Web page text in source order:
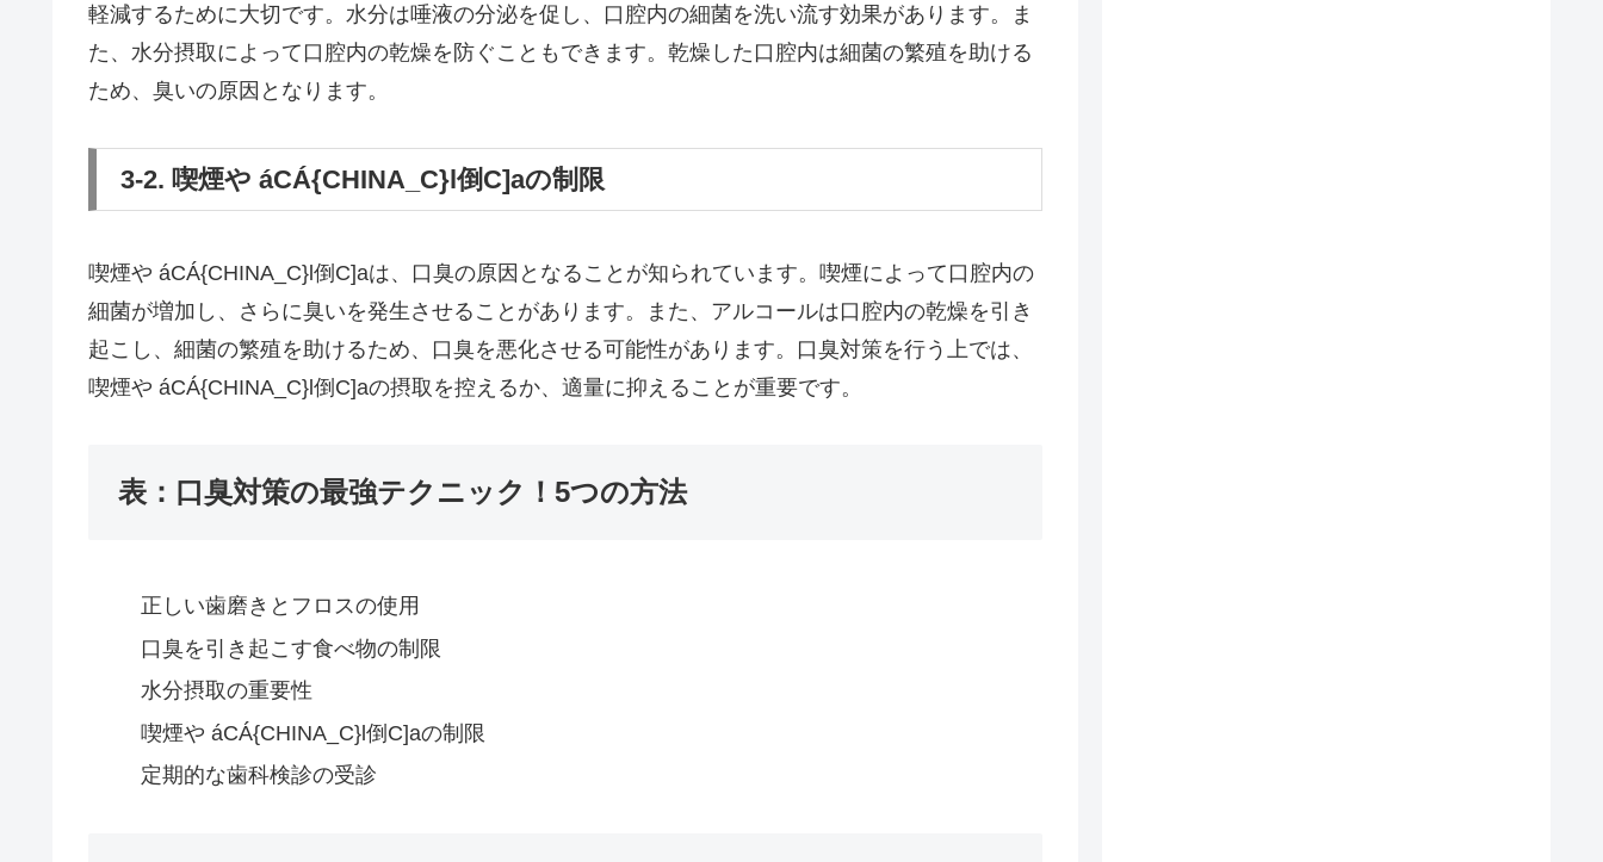
軽減するために大切です。水分は唾液の分泌を促し、口腔内の細菌を洗い流す効果があります。ま
た、水分摂取によって口腔内の乾燥を防ぐこともできます。乾燥した口腔内は細菌の繁殖を助ける
ため、臭いの原因となります。
3-2. 喫煙や áCÁ{CHINA_C}l倒C]aの制限
喫煙や áCÁ{CHINA_C}l倒C]aは、口臭の原因となることが知られています。喫煙によって口腔内の
細菌が増加し、さらに臭いを発生させることがあります。また、アルコールは口腔内の乾燥を引き
起こし、細菌の繁殖を助けるため、口臭を悪化させる可能性があります。口臭対策を行う上では、
喫煙や áCÁ{CHINA_C}l倒C]aの摂取を控えるか、適量に抑えることが重要です。
表：口臭対策の最強テクニック！5つの方法
正しい歯磨きとフロスの使用
口臭を引き起こす食べ物の制限
水分摂取の重要性
喫煙や áCÁ{CHINA_C}l倒C]aの制限
定期的な歯科検診の受診